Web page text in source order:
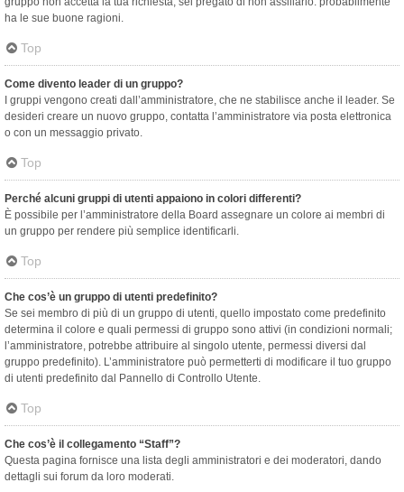
ha le sue buone ragioni.
Top
Come divento leader di un gruppo?
I gruppi vengono creati dall’amministratore, che ne stabilisce anche il leader. Se
desideri creare un nuovo gruppo, contatta l’amministratore via posta elettronica
o con un messaggio privato.
Top
Perché alcuni gruppi di utenti appaiono in colori differenti?
È possibile per l’amministratore della Board assegnare un colore ai membri di
un gruppo per rendere più semplice identificarli.
Top
Che cos’è un gruppo di utenti predefinito?
Se sei membro di più di un gruppo di utenti, quello impostato come predefinito
determina il colore e quali permessi di gruppo sono attivi (in condizioni normali;
l’amministratore, potrebbe attribuire al singolo utente, permessi diversi dal
gruppo predefinito). L’amministratore può permetterti di modificare il tuo gruppo
di utenti predefinito dal Pannello di Controllo Utente.
Top
Che cos’è il collegamento “Staff”?
Questa pagina fornisce una lista degli amministratori e dei moderatori, dando
dettagli sui forum da loro moderati.